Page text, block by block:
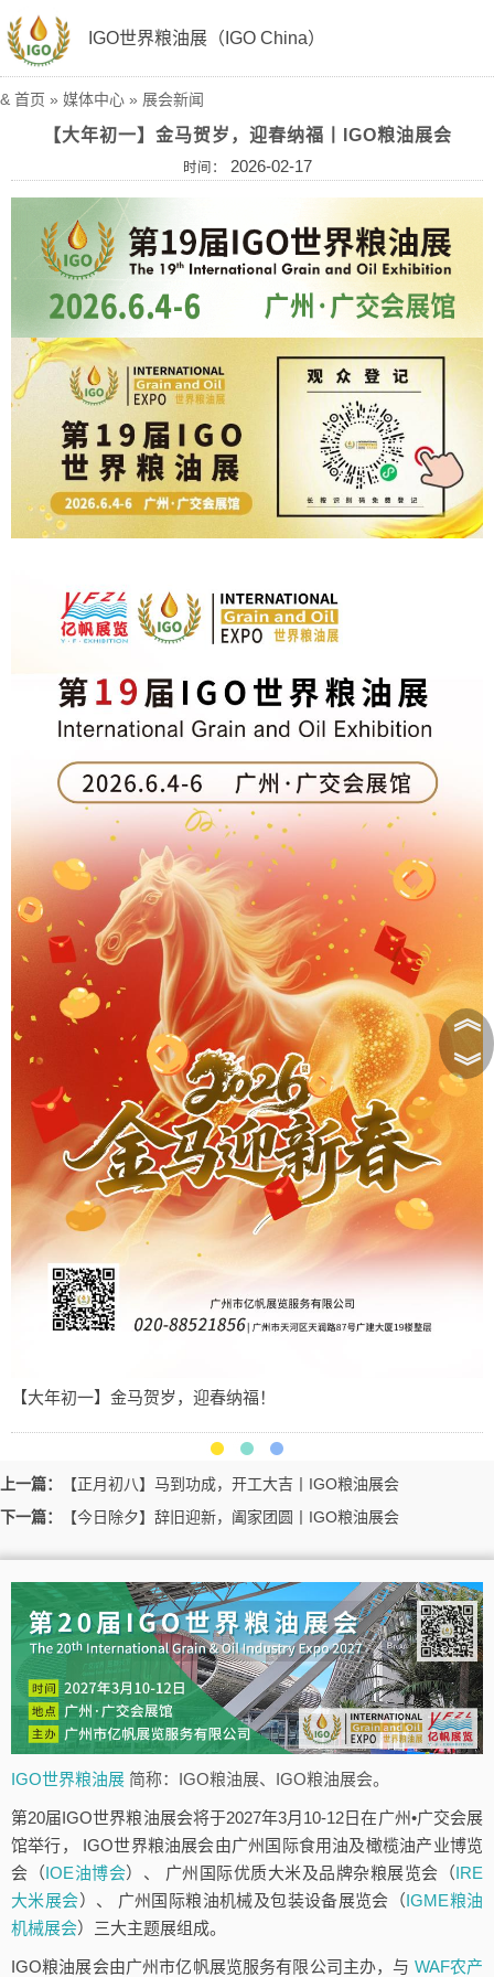
IGO世界粮油展（IGO China）
& 首页 » 媒体中心 » 展会新闻
【大年初一】金马贺岁，迎春纳福丨IGO粮油展会
时间： 2026-02-17
【大年初一】金马贺岁，迎春纳福！
上一篇：
【正月初八】马到功成，开工大吉丨IGO粮油展会
下一篇：
【今日除夕】辞旧迎新，阖家团圆丨IGO粮油展会
IGO世界粮油展 简称：IGO粮油展、IGO粮油展会。
第20届IGO世界粮油展会将于2027年3月10-12日在广州•广交会展
馆举行， IGO世界粮油展会由广州国际食用油及橄榄油产业博览
会（IOE油博会）、 广州国际优质大米及品牌杂粮展览会（IRE
大米展会）、 广州国际粮油机械及包装设备展览会（IGME粮油
机械展会）三大主题展组成。
IGO粮油展会由广州市亿帆展览服务有限公司主办，与 WAF农产
︽
︾